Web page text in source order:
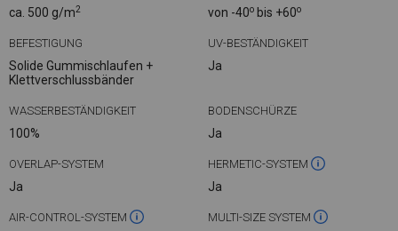
ca. 500 g/m2 von -40o bis +60o
BEFESTIGUNG
Solide Gummischlaufen +
Klettverschlussbänder
UV-BESTÄNDIGKEIT
Ja
WASSERBESTÄNDIGKEIT
100%
BODENSCHÜRZE
Ja
OVERLAP-SYSTEM
Ja
HERMETIC-SYSTEM
Ja
AIR-CONTROL-SYSTEM MULTI-SIZE SYSTEM